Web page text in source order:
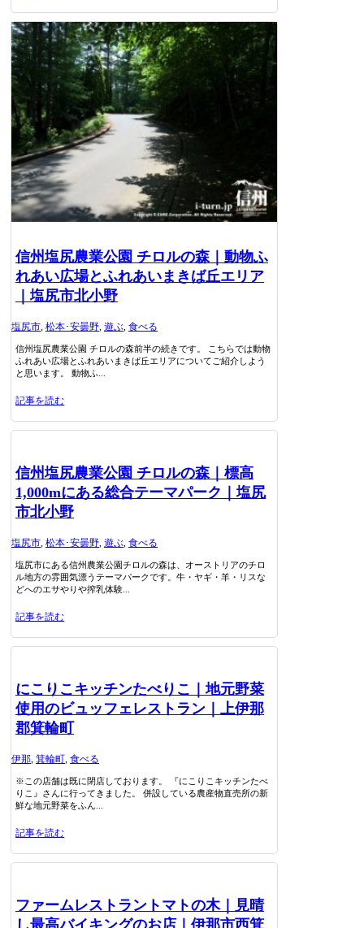
信州塩尻農業公園 チロルの森｜動物ふ
れあい広場とふれあいまきば丘エリア
｜塩尻市北小野
塩尻市, 松本･安曇野, 遊ぶ, 食べる
信州塩尻農業公園 チロルの森前半の続きです。 こちらでは動物
ふれあい広場とふれあいまきば丘エリアについてご紹介しよう
と思います。 動物ふ...
記事を読む
信州塩尻農業公園 チロルの森｜標高
1,000mにある総合テーマパーク｜塩尻
市北小野
塩尻市, 松本･安曇野, 遊ぶ, 食べる
塩尻市にある信州農業公園チロルの森は、オーストリアのチロ
ル地方の雰囲気漂うテーマパークです。牛・ヤギ・羊・リスな
どへのエサやりや搾乳体験...
記事を読む
にこりこキッチンたべりこ｜地元野菜
使用のビュッフェレストラン｜上伊那
郡箕輪町
伊那, 箕輪町, 食べる
※この店舗は既に閉店しております。 『にこりこキッチンたべ
りこ』さんに行ってきました。 併設している農産物直売所の新
鮮な地元野菜をふん...
記事を読む
ファームレストラントマトの木｜見晴
し最高バイキングのお店｜伊那市西箕